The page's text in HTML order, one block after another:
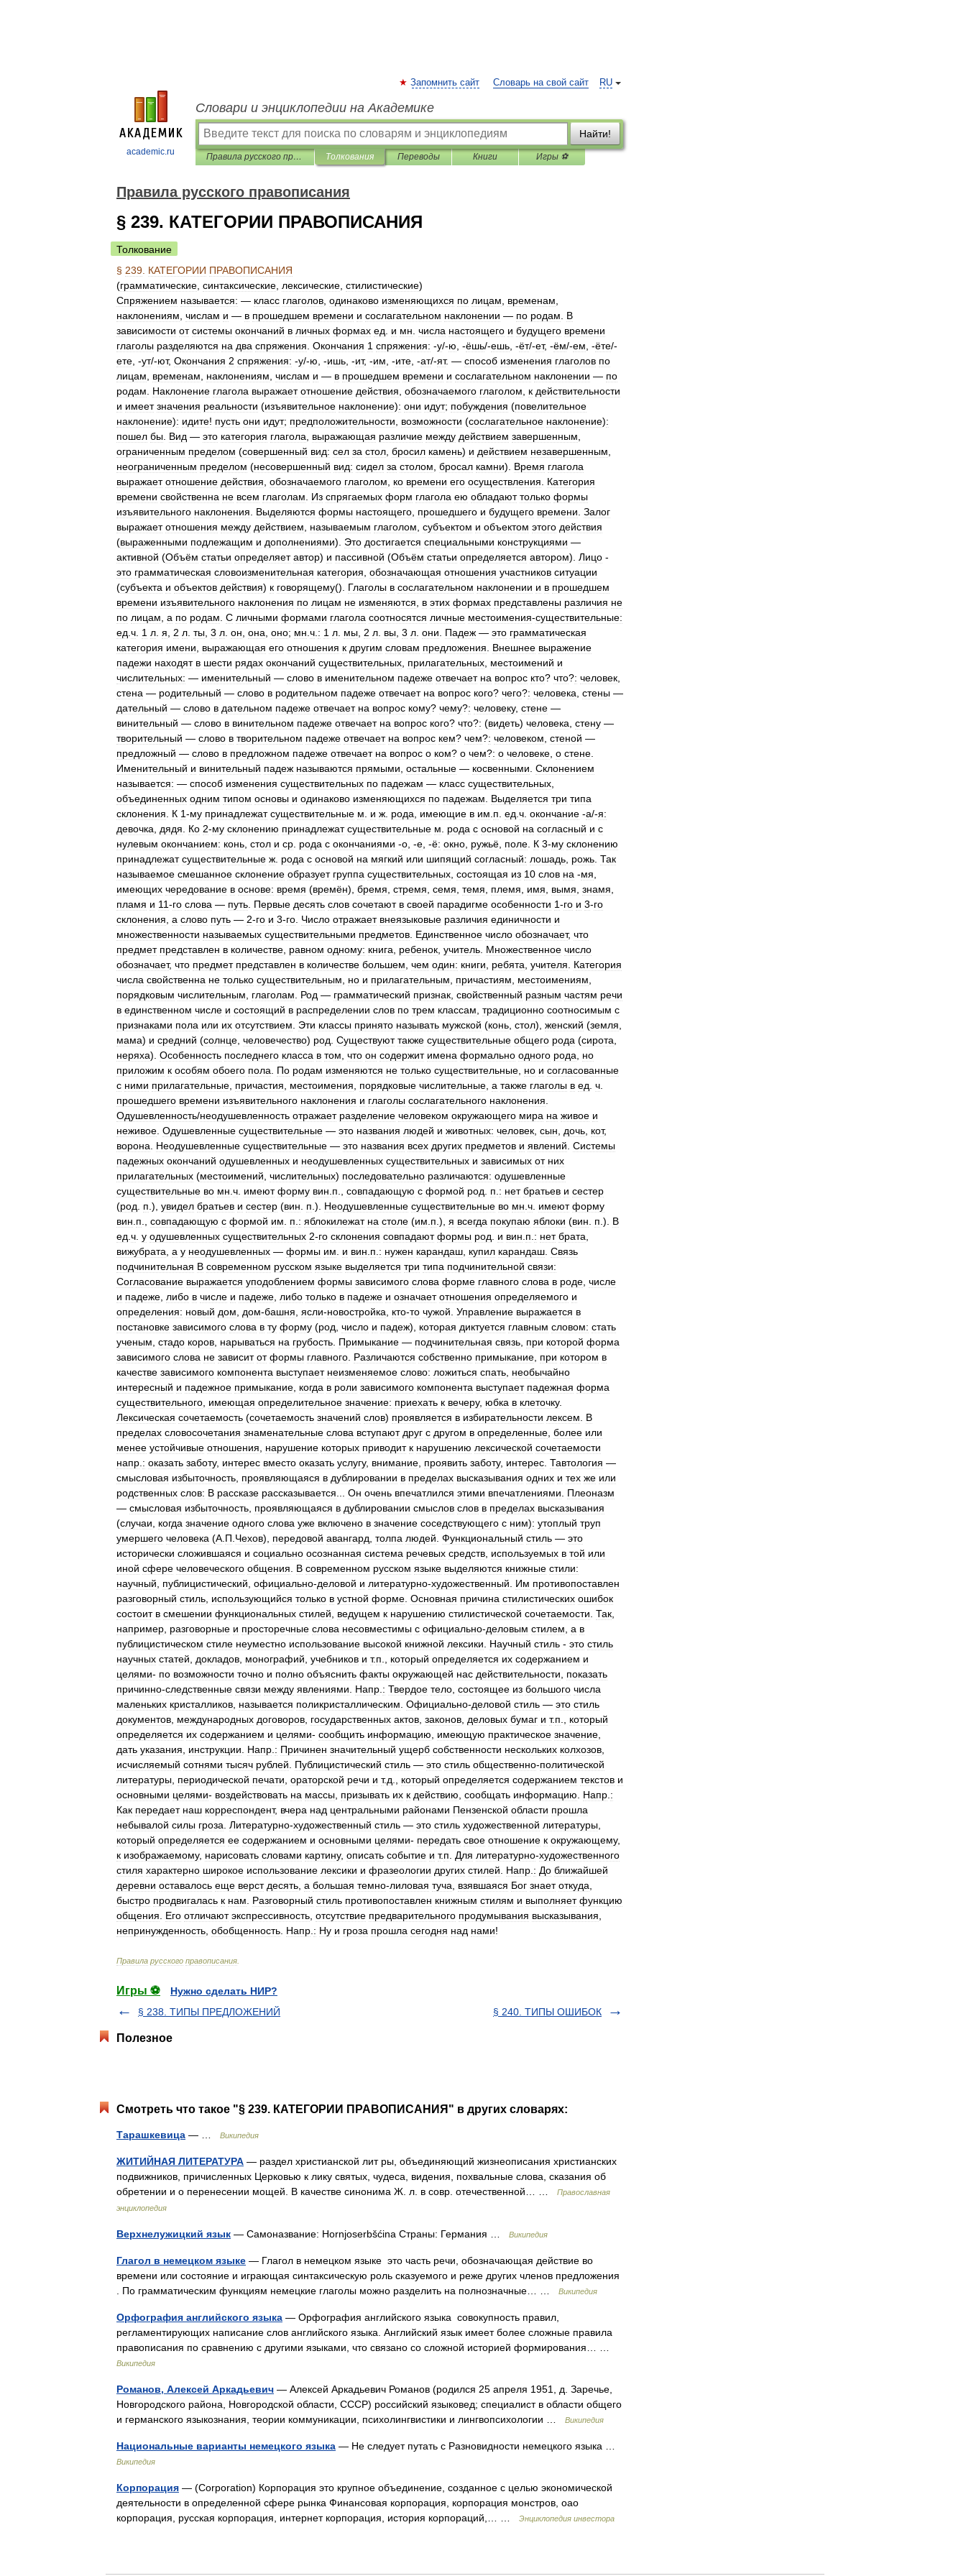
academic.ru
RU
Запомнить сайт Словарь на свой сайт
Словари и энциклопедии на Академике
Найти!
Правила русского правописания Толкования Переводы Книги Игры ⚽
Правила русского правописания
§ 239. КАТЕГОРИИ ПРАВОПИСАНИЯ
Толкование
§ 239 КАТЕГОРИИ ПРАВОПИСАНИЯ
(грамматические синтаксические лексические стилистические)
Спряжением называется: — класс глаголов одинаково изменяющихся по лицам временам
наклонениям числам и — в прошедшем времени и сослагательном наклонении — по родам
В
зависимости от системы окончаний в личных формах ед и мн числа настоящего и будущего времени
глаголы разделяются на два спряжения Окончания 1 спряжения: -у/-ю , -ёшь/-ешь , -ёт/-ет, -ём/-ем , -ёте/-
ете , -ут/-ют, Окончания 2 спряжения: -у/-ю , -ишь , -ит, -им , -ите , -ат/-ят. — способ изменения глаголов по
лицам
временам наклонениям числам и — в прошедшем времени и сослагательном наклонении — по
родам
Наклонение глагола выражает отношение действия обозначаемого глаголом к действительности
и имеет значения реальности (изъявительное наклонение): они идут; побуждения (повелительное
наклонение): идите! пусть они идут; предположительности возможности (сослагательное наклонение):
пошел бы Вид — это категория глагола выражающая различие между действием завершенным
ограниченным пределом (совершенный вид: сел за стол бросил камень) и действием незавершенным
неограниченным пределом (несовершенный вид: сидел за столом бросал камни). Время глагола
выражает отношение действия обозначаемого глаголом ко времени его осуществления
Категория
времени свойственна не всем глаголам Из спрягаемых форм глагола ею обладают только формы
изъявительного наклонения Выделяются формы настоящего прошедшего и будущего времени Залог
выражает отношения между действием называемым глаголом субъектом и объектом этого действия
(выраженными подлежащим и дополнениями). Это достигается специальными конструкциями —
активной (Объём статьи определяет автор) и пассивной (Объём статьи определяется автором). Лицо -
это грамматическая словоизменительная категория обозначающая отношения участников ситуации
(субъекта и объектов действия) к говорящему(). Глаголы в сослагательном наклонении и в прошедшем
времени изъявительного наклонения по лицам не изменяются в этих формах представлены различия не
по лицам а по родам С личными формами глагола соотносятся личные местоимения-существительные:
ед ч 1 л я 2 л ты 3 л он она оно; мн ч : 1 л мы 2 л вы 3 л они Падеж — это грамматическая
категория имени выражающая его отношения к другим словам предложения Внешнее выражение
падежи находят в шести рядах окончаний существительных прилагательных местоимений и
числительных: — именительный — слово в именительном падеже отвечает на вопрос кто? что?: человек
стена — родительный — слово в родительном падеже отвечает на вопрос кого? чего?: человека стены —
дательный — слово в дательном падеже отвечает на вопрос кому? чему?: человеку, стене —
винительный — слово в винительном падеже отвечает на вопрос кого? что?: (видеть) человека стену —
творительный — слово в творительном падеже отвечает на вопрос кем? чем?: человеком стеной —
предложный — слово в предложном падеже отвечает на вопрос о ком? о чем?: о человеке о стене
Именительный и винительный падеж называются прямыми остальные — косвенными Склонением
называется: — способ изменения существительных по падежам — класс существительных
объединенных одним типом основы и одинаково изменяющихся по падежам Выделяется три типа
склонения
К 1-му принадлежат существительные м и ж рода имеющие в им п ед ч окончание -а/-я:
девочка
дядя Ко 2-му склонению принадлежат существительные м рода с основой на согласный и с
нулевым окончанием: конь стол и ср рода с окончаниями -о , -е , -ё: окно ружьё поле К 3-му склонению
принадлежат существительные ж рода с основой на мягкий или шипящий согласный: лошадь рожь Так
называемое смешанное склонение образует группа существительных состоящая из 10 слов на -мя
имеющих чередование в основе: время (времён), бремя стремя семя темя племя имя вымя знамя
пламя и 11-го слова — путь Первые десять слов сочетают в своей парадигме особенности 1-го и 3-го
склонения а слово путь — 2-го и 3-го Число отражает внеязыковые различия единичности и
множественности называемых существительными предметов Единственное число обозначает, что
предмет представлен в количестве равном одному: книга ребенок учитель Множественное число
обозначает, что предмет представлен в количестве большем чем один: книги ребята учителя
Категория
числа свойственна не только существительным но и прилагательным причастиям местоимениям
порядковым числительным глаголам Род — грамматический признак свойственный разным частям речи
в единственном числе и состоящий в распределении слов по трем классам традиционно соотносимым с
признаками пола или их отсутствием Эти классы принято называть мужской (конь стол), женский (земля
мама) и средний (солнце человечество) род Существуют также существительные общего рода (сирота
неряха). Особенность последнего класса в том что он содержит имена формально одного рода
но
приложим к особям обоего пола По родам изменяются не только существительные но и согласованные
с ними прилагательные причастия местоимения порядковые числительные а также глаголы в ед ч
прошедшего времени изъявительного наклонения и глаголы сослагательного наклонения
Одушевленность/неодушевленность отражает разделение человеком окружающего мира на живое и
неживое Одушевленные существительные — это названия людей и животных: человек сын дочь кот,
ворона
Неодушевленные существительные — это названия всех других предметов и явлений Системы
падежных окончаний одушевленных и неодушевленных существительных и зависимых от них
прилагательных (местоимений числительных) последовательно различаются: одушевленные
существительные во мн ч имеют форму вин п совпадающую с формой род п : нет братьев и сестер
(род п .), увидел братьев и сестер (вин п .). Неодушевленные существительные во мн ч имеют форму
вин п совпадающую с формой им п : яблокилежат на столе (им п .), я всегда покупаю яблоки (вин п .). В
ед ч у одушевленных существительных 2-го склонения совпадают формы род и вин п : нет брата
вижубрата а у неодушевленных — формы им и вин п : нужен карандаш купил карандаш Связь
подчинительная В современном русском языке выделяется три типа подчинительной связи:
Согласование выражается уподоблением формы зависимого слова форме главного слова в роде числе
и падеже либо в числе и падеже либо только в падеже и означает отношения определяемого и
определения: новый дом дом-башня ясли-новостройка кто-то чужой Управление выражается в
постановке зависимого слова в ту форму (род число и падеж), которая диктуется главным словом: стать
ученым стадо коров нарываться на грубость Примыкание — подчинительная связь при которой форма
зависимого слова не зависит от формы главного Различаются собственно примыкание при котором в
качестве зависимого компонента выступает неизменяемое слово: ложиться спать необычайно
интересный и падежное примыкание когда в роли зависимого компонента выступает падежная форма
существительного имеющая определительное значение: приехать к вечеру, юбка в клеточку.
Лексическая сочетаемость (сочетаемость значений слов) проявляется в избирательности лексем
В
пределах словосочетания знаменательные слова вступают друг с другом в определенные более или
менее устойчивые отношения нарушение которых приводит к нарушению лексической сочетаемости
напр : оказать заботу, интерес вместо оказать услугу, внимание проявить заботу, интерес Тавтология —
смысловая избыточность проявляющаяся в дублировании в пределах высказывания одних и тех же или
родственных слов: В рассказе рассказывается Он очень впечатлился этими впечатлениями
Плеоназм
— смысловая избыточность проявляющаяся в дублировании смыслов слов в пределах высказывания
(случаи когда значение одного слова уже включено в значение соседствующего с ним): утоплый труп
умершего человека (А П Чехов), передовой авангард толпа людей Функциональный стиль — это
исторически сложившаяся и социально осознанная система речевых средств используемых в той или
иной сфере человеческого общения В современном русском языке выделяются книжные стили:
научный
публицистический официально-деловой и литературно-художественный Им противопоставлен
разговорный стиль использующийся только в устной форме Основная причина стилистических ошибок
состоит в смешении функциональных стилей ведущем к нарушению стилистической сочетаемости Так
например разговорные и просторечные слова несовместимы с официально-деловым стилем а в
публицистическом стиле неуместно использование высокой книжной лексики Научный стиль - это стиль
научных статей докладов монографий учебников и т.п который определяется их содержанием и
целями- по возможности точно и полно объяснить факты окружающей нас действительности
показать
причинно-следственные связи между явлениями Напр : Твердое тело состоящее из большого числа
маленьких кристалликов называется поликристаллическим Официально-деловой стиль — это стиль
документов международных договоров государственных актов законов деловых бумаг и т.п
который
определяется их содержанием и целями- сообщить информацию имеющую практическое значение
дать указания инструкции Напр : Причинен значительный ущерб собственности нескольких колхозов
исчисляемый сотнями тысяч рублей Публицистический стиль — это стиль общественно-политической
литературы периодической печати ораторской речи и т.д который определяется содержанием текстов и
основными целями- воздействовать на массы призывать их к действию сообщать информацию Напр :
Как передает наш корреспондент, вчера над центральными районами Пензенской области прошла
небывалой силы гроза Литературно-художественный стиль — это стиль художественной литературы
который определяется ее содержанием и основными целями- передать свое отношение к окружающему,
к изображаемому, нарисовать словами картину, описать событие и т.п Для литературно-художественного
стиля характерно широкое использование лексики и фразеологии других стилей Напр : До ближайшей
деревни оставалось еще верст десять а большая темно-лиловая туча взявшаяся Бог знает откуда
быстро продвигалась к нам Разговорный стиль противопоставлен книжным стилям и выполняет функцию
общения
Его отличают экспрессивность отсутствие предварительного продумывания высказывания
непринужденность обобщенность Напр : Ну и гроза прошла сегодня над нами!
Правила русского правописания
Игры ⚽
Нужно сделать НИР?
§ 238. ТИПЫ ПРЕДЛОЖЕНИЙ
§ 240. ТИПЫ ОШИБОК
Полезное
Смотреть что такое "§ 239. КАТЕГОРИИ ПРАВОПИСАНИЯ" в других словарях:
Тарашкевица — … Википедия
ЖИТИЙНАЯ ЛИТЕРАТУРА — раздел христианской лит ры, объединяющий жизнеописания христианских
подвижников, причисленных Церковью к лику святых, чудеса, видения, похвальные слова, сказания об
обретении и о перенесении мощей. В качестве синонима Ж. л. в совр. отечественной… …
Православная
энциклопедия
Верхнелужицкий язык — Самоназвание: Hornjoserbšćina Страны: Германия … Википедия
Глагол в немецком языке — Глагол в немецком языке это часть речи, обозначающая действие во
времени или состояние и играющая синтаксическую роль сказуемого и реже других членов предложения
. По грамматическим функциям немецкие глаголы можно разделить на полнозначные… …
Википедия
Орфография английского языка — Орфография английского языка совокупность правил,
регламентирующих написание слов английского языка. Английский язык имеет более сложные правила
правописания по сравнению с другими языками, что связано со сложной историей формирования… …
Википедия
Романов, Алексей Аркадьевич — Алексей Аркадьевич Романов (родился 25 апреля 1951, д. Заречье,
Новгородского района, Новгородской области, СССР) российский языковед; специалист в области общего
и германского языкознания, теории коммуникации, психолингвистики и лингвопсихологии …
Википедия
Национальные варианты немецкого языка — Не следует путать с Разновидности немецкого языка …
Википедия
Корпорация — (Corporation) Корпорация это крупное объединение, созданное с целью экономической
деятельности в определенной сфере рынка Финансовая корпорация, корпорация монстров, оао
корпорация, русская корпорация, интернет корпорация, история корпораций,… …
Энциклопедия инвестора